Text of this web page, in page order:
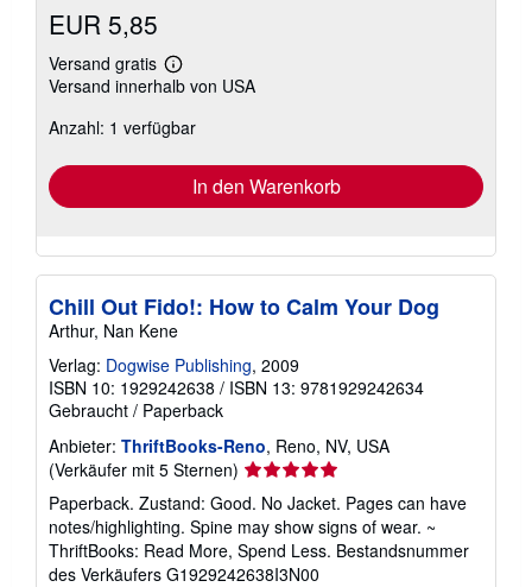
EUR 5,85
Versand gratis
Weitere
Informationen
Versandkosten
Versand innerhalb von USA
Anzahl: 1 verfügbar
In den Warenkorb
Chill Out Fido!: How to Calm Your Dog
Arthur, Nan Kene
Verlag: Dogwise Publishing, 2009
ISBN 10: 1929242638 / ISBN 13: 9781929242634
Gebraucht / Paperback
Anbieter: ThriftBooks-Reno, Reno, NV, USA
(Verkäufer mit 5 Sternen) Verkäuferbewertung
5
von
5
Sternen
Paperback. Zustand: Good. No Jacket. Pages can have
notes/highlighting. Spine may show signs of wear. ~
ThriftBooks: Read More, Spend Less. Bestandsnummer
des Verkäufers G1929242638I3N00